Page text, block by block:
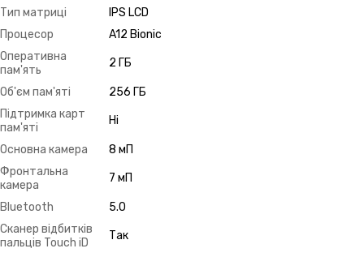
Тип матриці
IPS LCD
Процесор
A12 Bionic
Оперативна
пам'ять
2 ГБ
Об'єм пам'яті
256 ГБ
Підтримка карт
пам'яті
Ні
Основна камера
8 мП
Фронтальна
камера
7 мП
Bluetooth
5.0
Сканер відбитків
пальців Touch iD
Так